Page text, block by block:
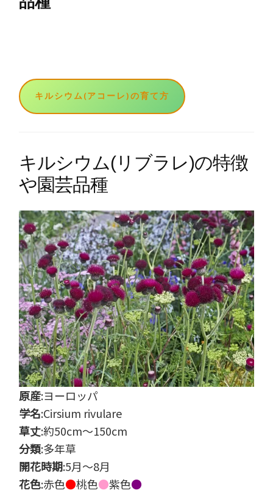
キルシウム(アコーレ)の育て方
キルシウム(リブラレ)の特徴
や園芸品種
原産:ヨーロッパ
学名:Cirsium rivulare
草丈:約50cm～150cm
分類:多年草
開花時期:5月～8月
花色:赤色●桃色●紫色●